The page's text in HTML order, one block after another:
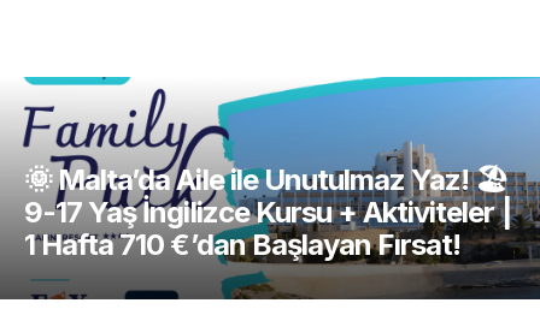
🌞 Malta’da Aile ile Unutulmaz Yaz! 🏖️
9-17 Yaş İngilizce Kursu + Aktiviteler |
1 Hafta 710 €’dan Başlayan Fırsat!